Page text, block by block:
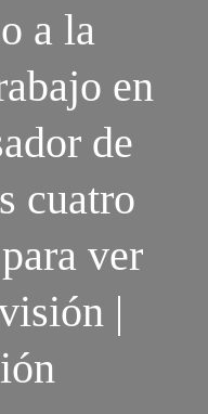
a la
en
de
cuatro
ver
|